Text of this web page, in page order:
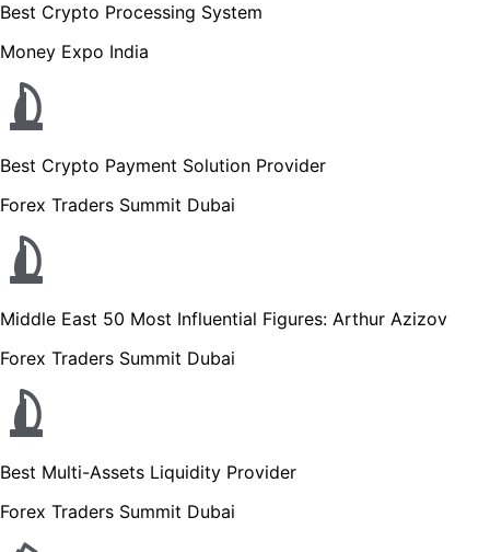
Best Crypto Processing System
Money Expo India
Best Crypto Payment Solution Provider
Forex Traders Summit Dubai
Middle East 50 Most Influential Figures: Arthur Azizov
Forex Traders Summit Dubai
Best Multi-Assets Liquidity Provider
Forex Traders Summit Dubai